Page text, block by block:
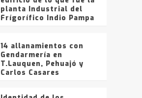
planta Industrial del
Frígorífico Indio Pampa
14 allanamientos con
Gendarmería en
T.Lauquen, Pehuajó y
Carlos Casares